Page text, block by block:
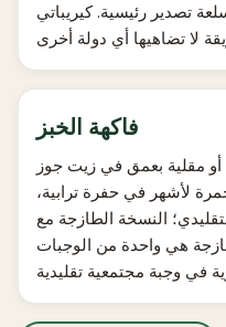
تصدير رئيسية. كيريباتي
فاكهة الخبز
أو مقلية بعمق في زيت جوز
لأشهر في حفرة ترابية،
النسخة الطازجة مع
هي واحدة من الوجبات